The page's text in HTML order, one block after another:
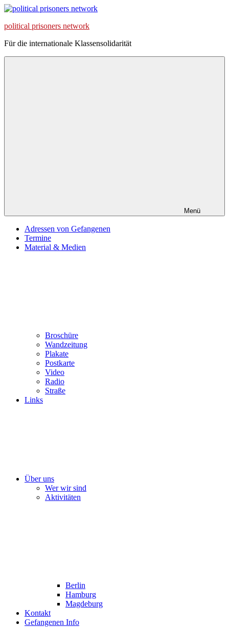
Zum
springen
political prisoners network
Für die internationale Klassensolidarität
Menü
Adressen von Gefangenen
Termine
Material & Medien
Broschüre
Wandzeitung
Plakate
Postkarte
Video
Radio
Straße
Links
Über uns
Wer wir sind
Aktivitäten
Berlin
Hamburg
Magdeburg
Kontakt
Gefangenen Info